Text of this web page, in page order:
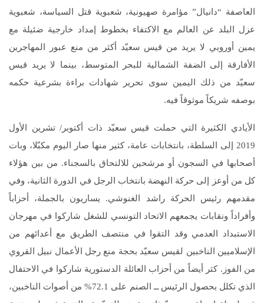
العاصفة “دانيال” مؤامرة صهيونية، شعبوية قتل السياسة، شعبوية
عزل البلد عن العالم مع الاكتفاء بخطوط إمداد خارجية ضئيلة مع
يمين أوروبي لا يريد من قيس سعيّد أكثر من منع عبور المهاجرين
الأفارقة إلى الضفة الشمالية للبحر المتوسط، بينما لا يريد قيس
سعيّد من ذلك اليمين سوى تحرير شهادات براءة بشرعية حكمه
بوصفه شريكاً موثوقاً فيه.
الأيادي الكثيرة التي حملت قيس سعيّد ذات أكتوبر/ تشرين الأول
2019 إلى السلطة، بانتخابات عامة، كثير منها صار اليوم مكبّلا، وبات
أصحابها في السجون أو مرشحين للالتحاق بالسجناء. من بين هؤلاء
كل من أوعز إلى حركة النهضة بانتخاب الرجل في الدورة الثانية، وفي
مقدمهم رئيس الحركة راشد الغنوشي. يساريون بالجملة، أحزاباً
وأفراداً ونقابات يجمعهم الاتحاد التونسي للشغل شاركوا في مهرجان
الاستبداد العدمي وقد التقوا في منتصف الطريق مع أعدائهم من
الإسلاميين الناخبين لقيس سعيّد بحجة منع رجل الأعمال نبيل القروي
من الفوز. كثر أيضاً من أحزاب العائلة الدستورية شاركوا في الاحتفال
الذي تكلل بحصول الرئيس ــ الصنم على 72.1% من أصوات الناخبين،